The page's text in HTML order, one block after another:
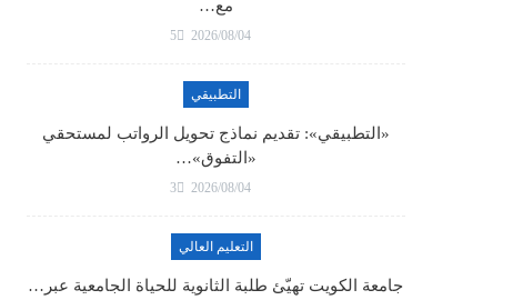
مع…
2026/08/04
5
التطبيقي
«التطبيقي»: تقديم نماذج تحويل الرواتب لمستحقي
«التفوق»…
2026/08/04
3
التعليم العالي
جامعة الكويت تهيّئ طلبة الثانوية للحياة الجامعية عبر…